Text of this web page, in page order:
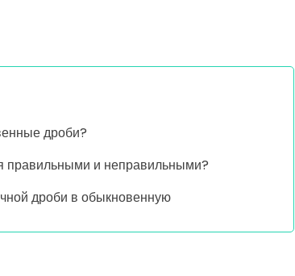
дроби?
правильными и неправильными?
дроби в обыкновенную